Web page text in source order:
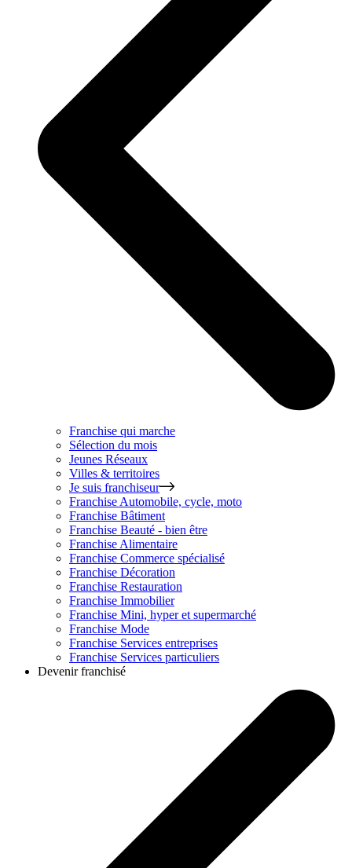
Franchise qui marche
Sélection du mois
Jeunes Réseaux
Villes & territoires
Je suis franchiseur
Franchise Automobile, cycle, moto
Franchise Bâtiment
Franchise Beauté - bien être
Franchise Alimentaire
Franchise Commerce spécialisé
Franchise Décoration
Franchise Restauration
Franchise Immobilier
Franchise Mini, hyper et supermarché
Franchise Mode
Franchise Services entreprises
Franchise Services particuliers
Devenir franchisé